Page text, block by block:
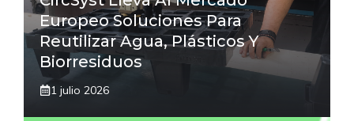
Europeo Soluciones Para
Reutilizar Agua, Plásticos Y
Biorresiduos
1 julio 2026